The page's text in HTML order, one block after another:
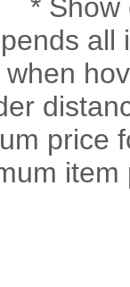
* Show
all
price